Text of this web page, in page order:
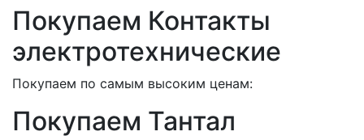
Покупаем Контакты
электротехнические
Покупаем по самым высоким ценам:
Покупаем Тантал